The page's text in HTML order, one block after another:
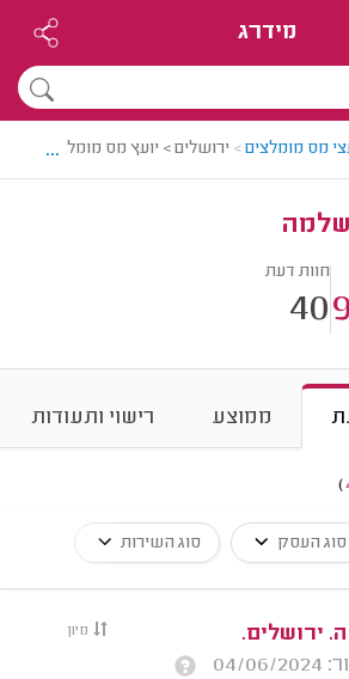
מידרג
מס מומלצים> ירושלים > יועץ מס מומלץ -
...
חוות דעת
40
ממוצע רישוי ותעודות
)
סוג העסק סוג השירות
מיון
ירושלים.
2024